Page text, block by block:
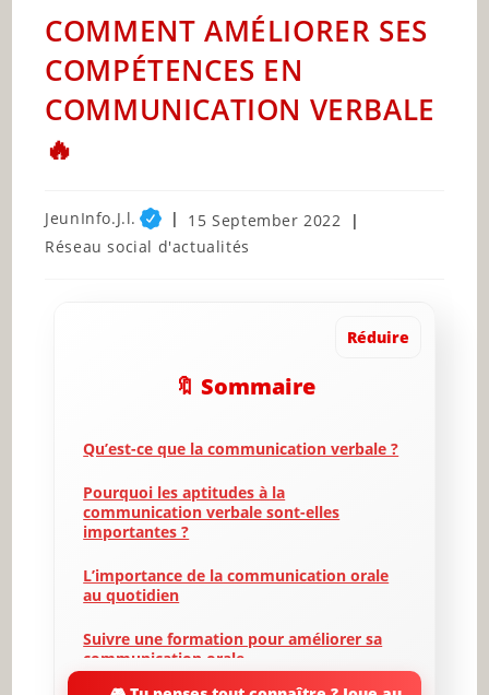
COMMENT AMÉLIORER SES
COMPÉTENCES EN
COMMUNICATION VERBALE
🔥
Post
author:
JeunInfo.J.l.
Post
published:
15 September 2022
Post
Réseau social d'actualités
Réduire
🔖 Sommaire
Qu’est-ce que la communication verbale ?
Pourquoi les aptitudes à la
communication verbale sont-elles
importantes ?
L’importance de la communication orale
au quotidien
Suivre une formation pour améliorer sa
communication orale